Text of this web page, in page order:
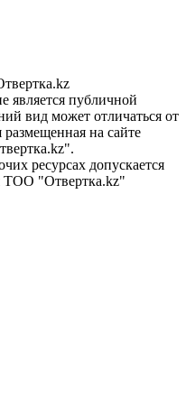
является публичной
вид может отличаться от
на сайте
ресурсах допускается
ТОО "Отвертка.kz"